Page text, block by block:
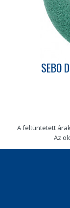
SEBO
A feltüntetett
Az